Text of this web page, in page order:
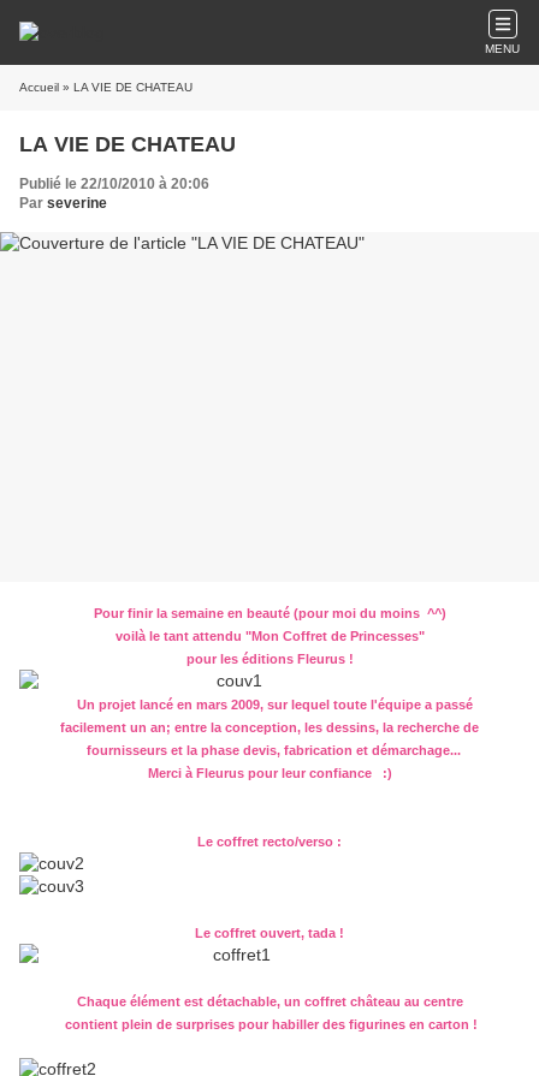
MENU
Accueil » LA VIE DE CHATEAU
LA VIE DE CHATEAU
Publié le 22/10/2010 à 20:06
Par severine
Pour finir la semaine en beauté (pour moi du moins ^^)
voilà le tant attendu "Mon Coffret de Princesses"
pour les éditions Fleurus !
Un projet lancé en mars 2009, sur lequel toute l'équipe a passé
facilement un an; entre la conception, les dessins, la recherche de
fournisseurs et la phase devis, fabrication et démarchage...
Merci à Fleurus pour leur confiance :)
Le coffret recto/verso :
Le coffret ouvert, tada !
Chaque élément est détachable, un coffret château au centre
contient plein de surprises pour habiller des figurines en carton !